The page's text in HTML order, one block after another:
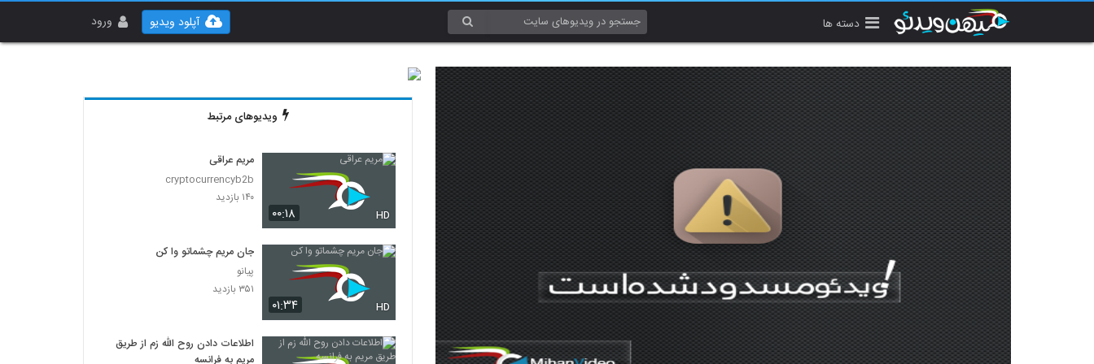
دسته ها ورود آپلود ویدیو
ویدیوهای مرتبط
۰۰:۱۸ HD
مریم عراقی
cryptocurrencyb2b
۱۴۰ بازدید
۰۱:۳۴ HD
جان مریم چشماتو وا کن
پیانو
۳۵۱ بازدید
اطلاعات دادن روح الله زم از طریق
مریم به فرانسه